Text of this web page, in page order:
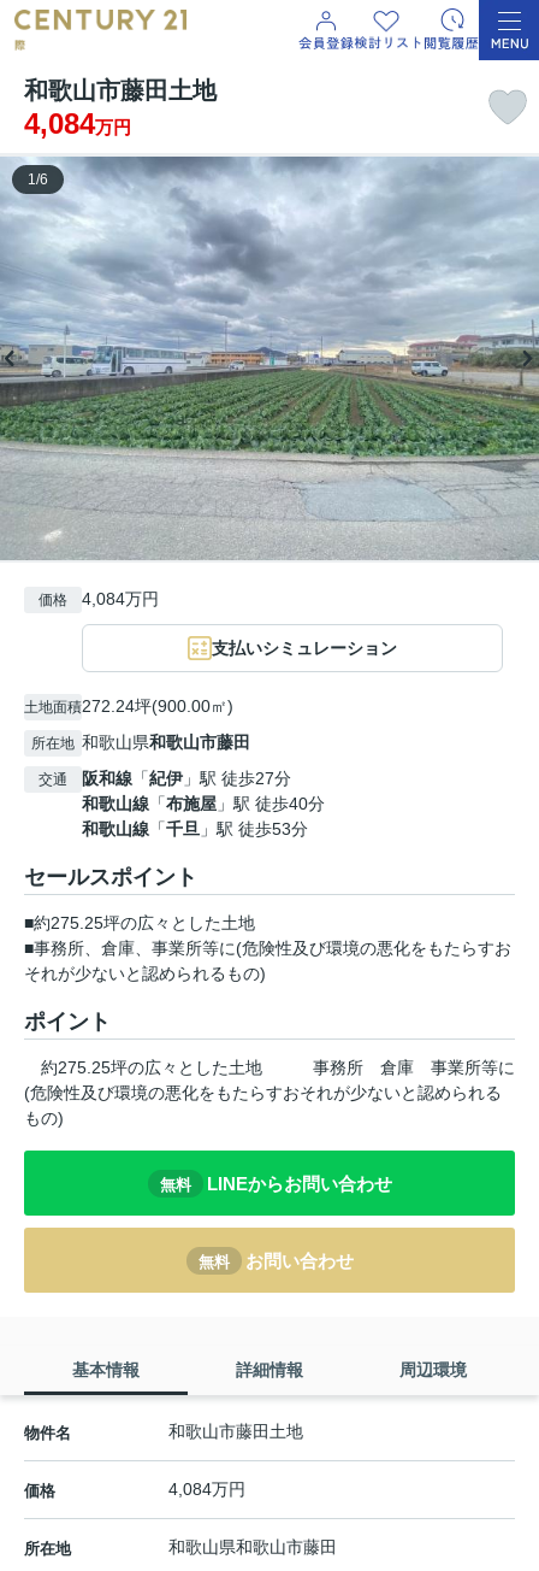
和歌山市藤田土地
4,084万円
1/6
価格 4,084万円
支払いシミュレーション
土地面積272.24坪(900.00㎡)
所在地 和歌山県和歌山市藤田
交通 阪和線 「紀伊 」駅 徒歩27分
和歌山線 「布施屋 」駅 徒歩40分
和歌山線 「千旦 」駅 徒歩53分
セールスポイント
■約275.25坪の広々とした土地
■事務所、倉庫、事業所等に(危険性及び環境の悪化をもたらすお
それが少ないと認められるもの)
ポイント
約275.25坪の広々とした土地 事務所 倉庫
事業所等に
(危険性及び環境の悪化をもたらすおそれが少ないと認められる
もの)
無料 LINEからお問い合わせ
無料 お問い合わせ
基本情報 詳細情報 周辺環境
物件名 和歌山市藤田土地
価格 4,084万円
所在地 和歌山県和歌山市藤田